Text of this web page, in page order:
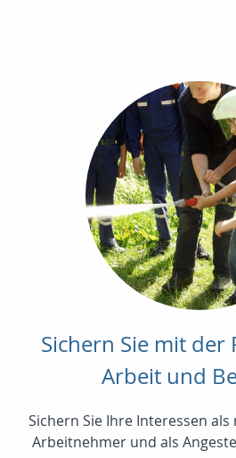
Sichern Sie mit der
Arbeit und
Sichern Sie Ihre Interessen
Arbeitnehmer und als